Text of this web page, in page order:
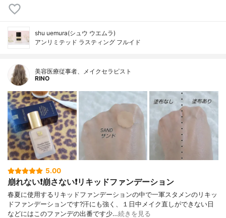
shu uemura(シュウ ウエムラ)
アンリミテッド ラスティング フルイド
美容医療従事者、メイクセラピスト
RINO
5.00
崩れない❗️崩さない❗️リキッドファンデーション
春夏に使用するリキッドファンデーションの中で一軍スタメンのリキッ
ドファンデーションです?汗にも強く、１日中メイク直しができない日
などにはこのファンデの出番です少…続きを見る